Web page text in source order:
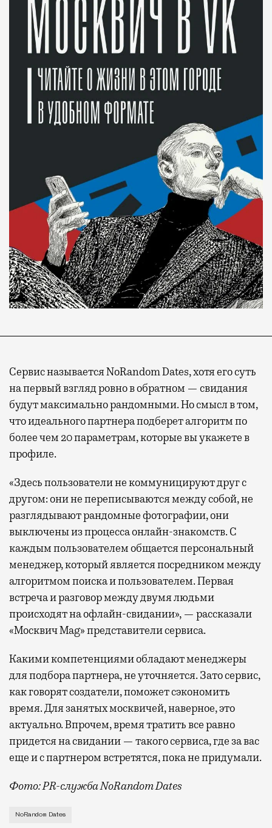
Сервис называется NoRandom Dates, хотя его суть
на первый взгляд ровно в обратном — свидания
будут максимально рандомными. Но смысл в том,
что идеального партнера подберет алгоритм по
более чем 20 параметрам, которые вы укажете в
профиле.
«Здесь пользователи не коммуницируют друг с
другом: они не переписываются между собой, не
разглядывают рандомные фотографии, они
выключены из процесса онлайн-знакомств. С
каждым пользователем общается персональный
менеджер, который является посредником между
алгоритмом поиска и пользователем. Первая
встреча и разговор между двумя людьми
происходят на офлайн-свидании», — рассказали
«Москвич Mag» представители сервиса.
Какими компетенциями обладают менеджеры
для подбора партнера, не уточняется. Зато сервис,
как говорят создатели, поможет сэкономить
время. Для занятых москвичей, наверное, это
актуально. Впрочем, время тратить все равно
придется на свидании — такого сервиса, где за вас
еще и с партнером встретятся, пока не придумали.
Фото: PR-служба NoRandom Dates
Дождались: теперь даже не нужно
NoRandom Dates